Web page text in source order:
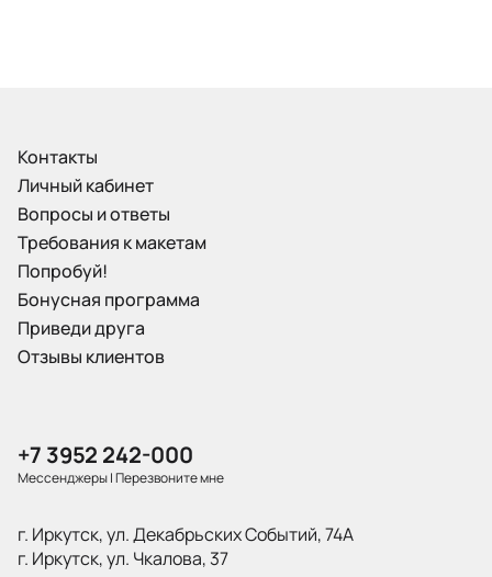
Контакты
Личный кабинет
Вопросы и ответы
Требования к макетам
Попробуй!
Бонусная программа
Приведи друга
Отзывы клиентов
+7 3952 242-000
Мессенджеры|Перезвоните мне
г. Иркутск, ул. Декабрьских Событий, 74А
г. Иркутск, ул. Чкалова, 37